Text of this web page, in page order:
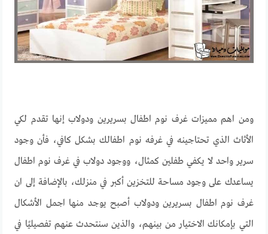
ومن اهم مميزات غرف نوم اطفال بسريرين ودولاب إنها تقدم لكي
الأثاث الذي تحتاجينه في غرفه نوم اطفالك بشكل كافي، فأن وجود
سرير واحد لا يكفي طفلين كمثال، ووجود دولاب في غرف نوم اطفال
يساعدك على وجود مساحة للتخزين أكبر في منزلك، بالإضافة إلى ان
غرف نوم اطفال بسريرين ودولاب أصبح يوجد منها اجمل الأشكال
التي بإمكانك الاختيار من بينهم، والذين سنتحدث عنهم تفصيليًا في